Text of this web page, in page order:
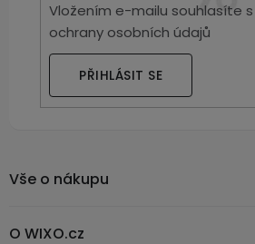
Vložením e-mailu souhlasíte
ochrany osobních údajů
PŘIHLÁSIT SE
Vše o nákupu
O WIXO.cz